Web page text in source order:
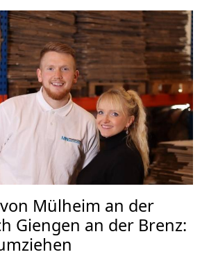
Mülheim an der
Giengen an der Brenz: